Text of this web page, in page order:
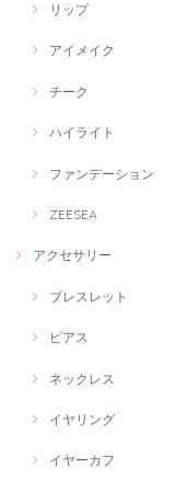
リップ
アイメイク
チーク
ハイライト
ファンデーション
ZEESEA
アクセサリー
ブレスレット
ピアス
ネックレス
イヤリング
イヤーカフ